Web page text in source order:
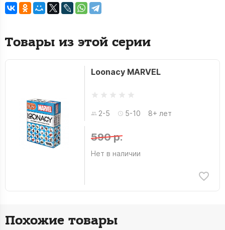
Товары из этой серии
Loonacy MARVEL
2-5 5-10 8+ лет
590 р.
Нет в наличии
Похожие товары